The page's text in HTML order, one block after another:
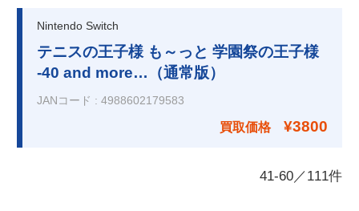
Nintendo Switch
テニスの王子様 も～っと 学園祭の王子様
-40 and more…（通常版）
JANコード : 4988602179583
買取価格 ¥3800
41-60／111件